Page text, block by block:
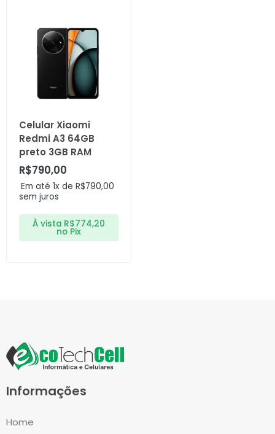
Celular Xiaomi
Redmi A3 64GB
preto 3GB RAM
R$790,00
Em até 1x deR$790,00
sem juros
À vista R$774,20
no Pix
Informações
Home